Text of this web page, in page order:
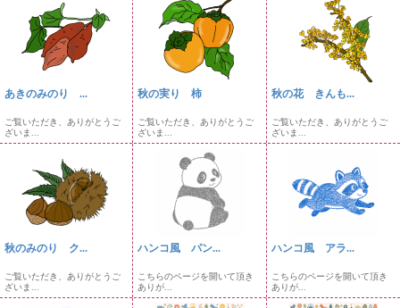
あきのみのり ...
ご覧いただき、ありがとうご
ざいま...
秋の実り 柿
ご覧いただき、ありがとうご
ざいま...
秋の花 きんも...
ご覧いただき、ありがとうご
ざいま...
秋のみのり ク...
ご覧いただき、ありがとうご
ざいま...
ハンコ風 パン...
こちらのページを開いて頂き
ありが...
ハンコ風 アラ...
こちらのページを開いて頂き
ありが...